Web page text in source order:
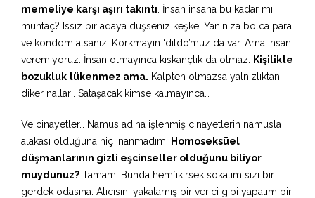
memeliye karşı aşırı takıntı . İnsan insana bu kadar mı
muhtaç? Issız bir adaya düşseniz keşke! Yanınıza bolca para
ve kondom alsanız. Korkmayın ‘dildo’muz da var. Ama insan
veremiyoruz. İnsan olmayınca kıskançlık da olmaz.
Kişilikte
bozukluk tükenmez ama. Kalpten olmazsa yalnızlıktan
diker nalları. Sataşacak kimse kalmayınca…
Ve cinayetler… Namus adına işlenmiş cinayetlerin namusla
alakası olduğuna hiç inanmadım.
Homoseksüel
düşmanlarının gizli eşcinseller olduğunu biliyor
muydunuz? Tamam. Bunda hemfikirsek sokalım sizi bir
gerdek odasına. Alıcısını yakalamış bir verici gibi yapalım bir